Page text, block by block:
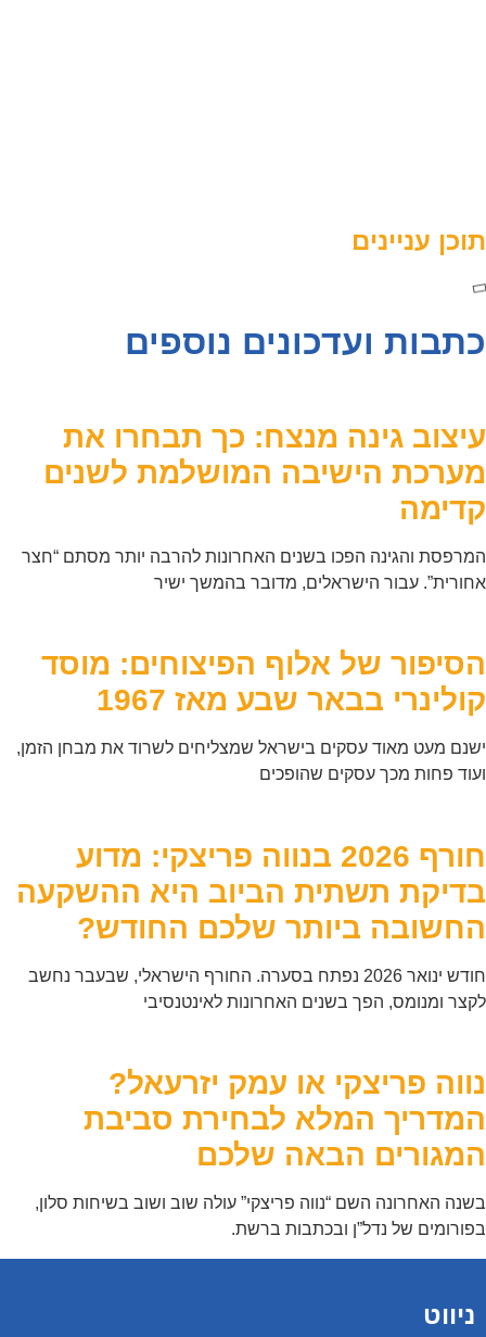
תוכן עניינים
כתבות ועדכונים נוספים
עיצוב גינה מנצח: כך תבחרו את
מערכת הישיבה המושלמת לשנים
קדימה
המרפסת והגינה הפכו בשנים האחרונות להרבה יותר מסתם “חצר
אחורית”. עבור הישראלים, מדובר בהמשך ישיר
הסיפור של אלוף הפיצוחים: מוסד
קולינרי בבאר שבע מאז 1967
ישנם מעט מאוד עסקים בישראל שמצליחים לשרוד את מבחן הזמן,
ועוד פחות מכך עסקים שהופכים
חורף 2026 בנווה פריצקי: מדוע
בדיקת תשתית הביוב היא ההשקעה
החשובה ביותר שלכם החודש?
חודש ינואר 2026 נפתח בסערה. החורף הישראלי, שבעבר נחשב
לקצר ומנומס, הפך בשנים האחרונות לאינטנסיבי
נווה פריצקי או עמק יזרעאל?
המדריך המלא לבחירת סביבת
המגורים הבאה שלכם
בשנה האחרונה השם “נווה פריצקי” עולה שוב ושוב בשיחות סלון,
בפורומים של נדל”ן ובכתבות ברשת.
ניווט